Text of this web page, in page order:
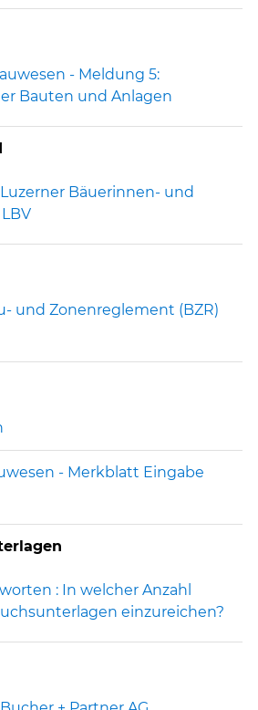
- Meldung 5:
Bauten und Anlagen
Bäuerinnen- und
und Zonenreglement (BZR)
- Merkblatt Eingabe
: In welcher Anzahl
einzureichen?